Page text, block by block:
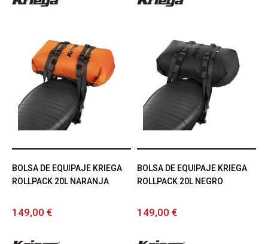
BOLSA DE EQUIPAJE KRIEGA
ROLLPACK 20L NARANJA
149,00 €
BOLSA DE EQUIPAJE KRIEGA
ROLLPACK 20L NEGRO
149,00 €